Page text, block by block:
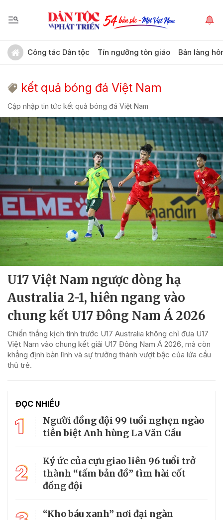
Công tác Dân tộc Tín ngưỡng tôn giáo Bản làng
kết quả bóng đá Việt Nam
Cập nhập tin tức kết quả bóng đá Việt Nam
U17 Việt Nam ngược dòng hạ
Australia 2-1, hiên ngang vào
chung kết U17 Đông Nam Á 2026
Chiến thắng kịch tính trước U17 Australia không chỉ đưa U17
Việt Nam vào chung kết giải U17 Đông Nam Á 2026, mà còn
khẳng định bản lĩnh và sự trưởng thành vượt bậc của lứa cầu
thủ trẻ.
ĐỌC NHIỀU
1
Người đồng đội 99 tuổi nghẹn ngào
tiễn biệt Anh hùng La Văn Cầu
2
Ký ức của cựu giao liên 96 tuổi trở
thành “tấm bản đồ” tìm hài cốt
đồng đội
“Kho báu xanh” nơi đại ngàn